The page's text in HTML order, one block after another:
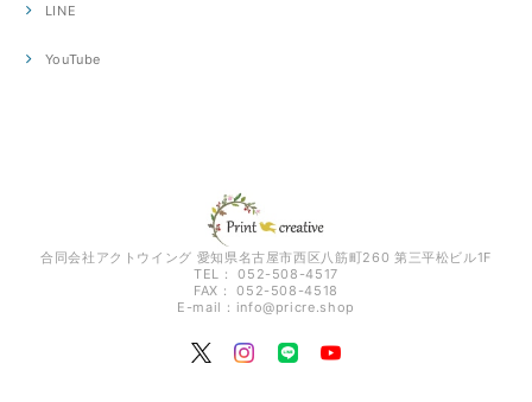
LINE
YouTube
合同会社アクトウイング 愛知県名古屋市西区八筋町260 第三平松ビル1F
TEL： 052-508-4517
FAX： 052-508-4518
E-mail： info@pricre.shop